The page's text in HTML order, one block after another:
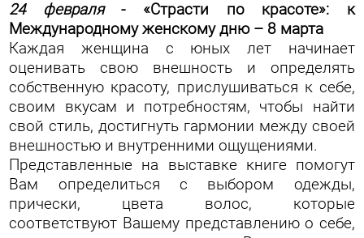
24 февраля- «Страсти по красоте»: к
Международному женскому дню – 8 марта
Каждая женщина с юных лет начинает
оценивать свою внешность и определять
собственную красоту, прислушиваться к себе,
своим вкусам и потребностям, чтобы найти
свой стиль, достигнуть гармонии между своей
внешностью и внутренними ощущениями.
Представленные на выставке книге помогут
Вам определиться с выбором одежды,
прически, цвета волос, которые
соответствуют Вашему представлению о себе,